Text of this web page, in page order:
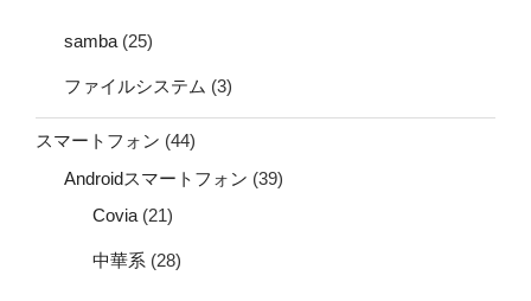
samba (25)
ファイルシステム (3)
スマートフォン (44)
Androidスマートフォン (39)
Covia (21)
中華系 (28)